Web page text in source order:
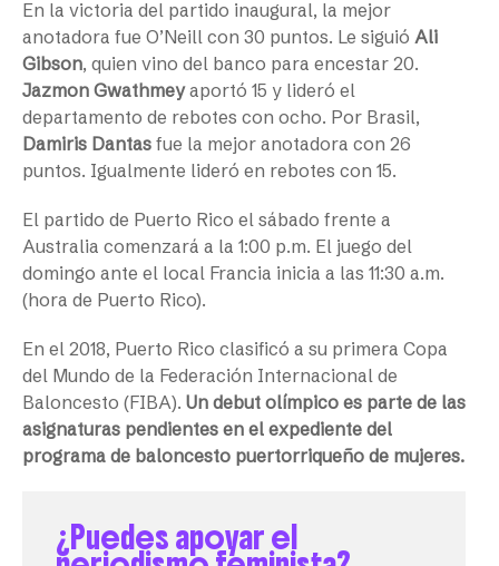
En la victoria del partido inaugural, la mejor
anotadora fue O’Neill con 30 puntos. Le siguió Ali
Gibson, quien vino del banco para encestar 20.
Jazmon Gwathmeyaportó 15 y lideró el
departamento de rebotes con ocho. Por Brasil,
Damiris Dantas fue la mejor anotadora con 26
puntos. Igualmente lideró en rebotes con 15.
El partido de Puerto Rico el sábado frente a
Australia comenzará a la 1:00 p.m. El juego del
domingo ante el local Francia inicia a las 11:30 a.m.
(hora de Puerto Rico).
En el 2018, Puerto Rico clasificó a su primera Copa
del Mundo de la Federación Internacional de
Baloncesto (FIBA). Un debut olímpico es parte de las
asignaturas pendientes en el expediente del
programa de baloncesto puertorriqueño de mujeres.
¿Puedes apoyar el